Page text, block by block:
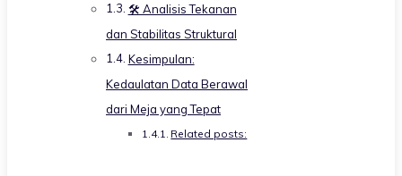
🛠️ Analisis Tekanan
dan Stabilitas Struktural
Kesimpulan:
Kedaulatan Data Berawal
dari Meja yang Tepat
Related posts: